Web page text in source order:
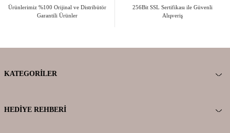
Ürünlerimiz %100 Orijinal ve Distribütör
Garantili Ürünler
256Bit SSL Sertifikası ile Güvenli
Alışveriş
KATEGORILER
HEDIYE REHBERI